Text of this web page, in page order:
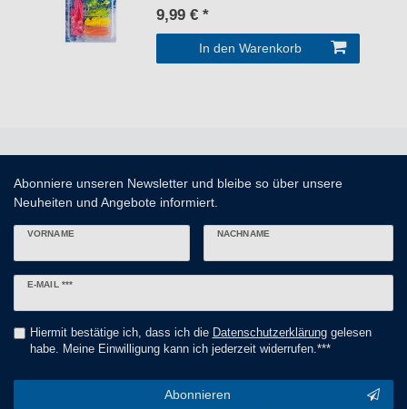
9,99 € *
In den Warenkorb
Abonniere unseren Newsletter und bleibe so über unsere
Neuheiten und Angebote informiert.
VORNAME NACHNAME
E-MAIL ***
Newsletter
Hiermit bestätige ich, dass ich die Daten­schutz­erklärunggelesen
habe. Meine Einwilligung kann ich jederzeit widerrufen.***
Abonnieren